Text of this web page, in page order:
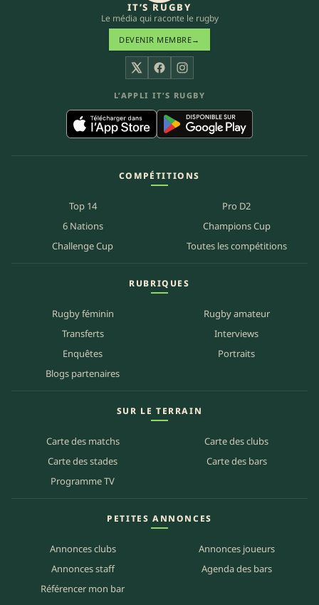
IT’S RUGBY
Le média qui raconte le rugby
DEVENIR MEMBRE→
X FacebookInstagram
L’APPLI IT’S RUGBY
COMPÉTITIONS
Top 14
Pro D2
6 Nations
Champions Cup
Challenge Cup
Toutes les compétitions
RUBRIQUES
Rugby féminin
Rugby amateur
Transferts
Interviews
Enquêtes
Portraits
Blogs partenaires
SUR LE TERRAIN
Carte des matchs
Carte des clubs
Carte des stades
Carte des bars
Programme TV
PETITES ANNONCES
Annonces clubs
Annonces joueurs
Annonces staff
Agenda des bars
Référencer mon bar